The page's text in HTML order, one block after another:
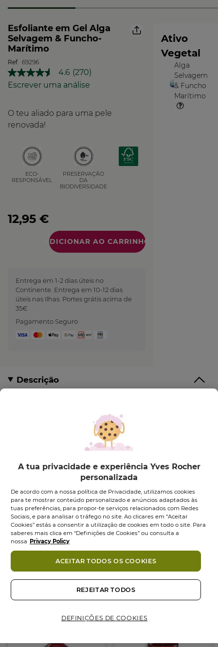
Esfoliante em Gel Alga
Selvagem & Funcho-
Marítimo
Ref. 69296
4.6 Leu
270
a
(270)
Escrever uma análise
O teu aliado para uma pele
renovada!
ECO-
RESPONSÁVEL
PRESERVAÇÃO
DA
BIODIVERSIDADE
12,95 €
Quantidade
Entrega em 1-2 dias úteis no
Continente. Entrega em 10-12 dias
úteis nas Ilhas. Portes grátis acima de
35€
Pagamento Seguro
Ativo
Vegetal
O
Vegetal
Alga
Selvagem
& Funcho
Marítimo
Descrição
Com uma delicada fragrância, esfolia suavemente e
afina o grão da pele, deixando-a lisa e uniforme. A
sua fórmula composta por pelo menos 97% de
ingredientes naturais, enriquecida com grãos
esfoliantes de origem 100% vegetal. Com a sua
textura em gel para obteres uma pele com toque
de veludo, suave e delicadamente perfumada.
CONSELHOS DE UTILIZAÇÃO:
No duche, fricciona o corpo com a textura e em
seguida enxagua abundantemente. Utiliza 1 a 2
vezes por semana.
COMPROMISSO COSMÉTIQUE VÉGÉTALE®
• 97% de ingredientes de origem naturais
• Sem Corantes
Ingredientes
Também podes gostar
A tua privacidade e experiência Yves Rocher
personalizada
De acordo com a nossa política de Privacidade, utilizamos cookies
para te mostrar conteúdo personalizado e anúncios adaptados às
tuas preferências, para propor-te serviços relacionados com Redes
Sociais, e para analisar o tráfego no site. Ao clicares em “Aceitar
Cookies” estás a consentir a utilização de cookies em todo o site. Para
saberes mais clica em “Definições de Cookies” ou consulta a
nossa Privacy Policy
DEFINIÇÕES DE COOKIES
REJEITAR TODOS
ACEITAR TODOS OS COOKIES